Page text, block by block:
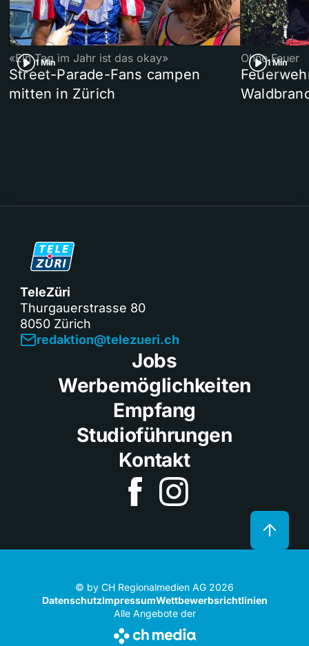
1 Min
«Ein Tag im Jahr ist das okay»
Street-Parade-Fans campen
mitten in Zürich
1 Min
Ohne Feuer
TeleZüri
Thurgauerstrasse 80
8050 Zürich
redaktion@telezueri.ch
Jobs
Werbemöglichkeiten
Empfang
Studioführungen
Kontakt
© by CH Regionalmedien AG 2026
DatenschutzImpressumWettbewerbsrichtlinien
Alle Angebote der